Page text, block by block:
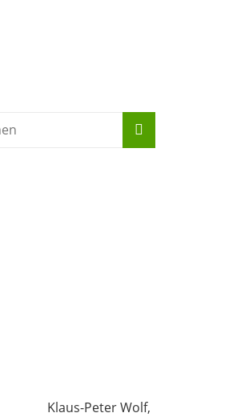
Klaus-Peter Wolf,